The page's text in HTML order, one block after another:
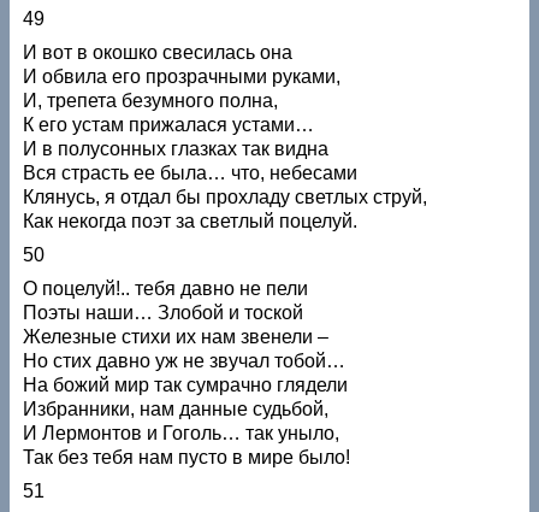
49
И вот в окошко свесилась она
И обвила его прозрачными руками,
И, трепета безумного полна,
К его устам прижалася устами…
И в полусонных глазках так видна
Вся страсть ее была… что, небесами
Клянусь, я отдал бы прохладу светлых струй,
Как некогда поэт за светлый поцелуй.
50
О поцелуй!.. тебя давно не пели
Поэты наши… Злобой и тоской
Железные стихи их нам звенели –
Но стих давно уж не звучал тобой…
На божий мир так сумрачно глядели
Избранники, нам данные судьбой,
И Лермонтов и Гоголь… так уныло,
Так без тебя нам пусто в мире было!
51